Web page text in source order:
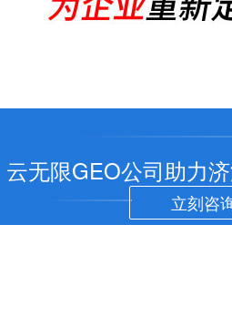
云无限GEO公司助力
立刻咨